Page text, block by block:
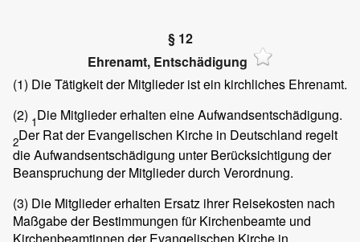
§ 12
Ehrenamt, Entschädigung
(1) Die Tätigkeit der Mitglieder ist ein kirchliches Ehrenamt.
(2) 1Die Mitglieder erhalten eine Aufwandsentschädigung.
2Der Rat der Evangelischen Kirche in Deutschland regelt
die Aufwandsentschädigung unter Berücksichtigung der
Beanspruchung der Mitglieder durch Verordnung.
(3) Die Mitglieder erhalten Ersatz ihrer Reisekosten nach
Maßgabe der Bestimmungen für Kirchenbeamte und